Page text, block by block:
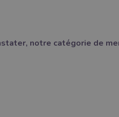
notre catégorie de